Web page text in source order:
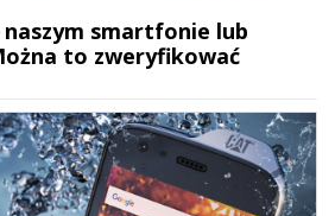
naszym smartfonie lub
to zweryfikować